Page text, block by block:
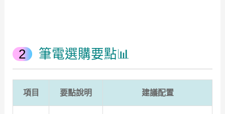
筆電選購要點📊
項目 要點說明 建議配置